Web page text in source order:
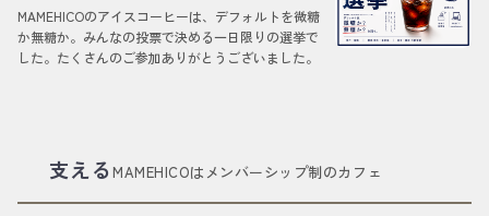
MAMEHICOのアイスコーヒーは、デフォルトを微糖
か無糖か。みんなの投票で決める一日限りの選挙で
した。たくさんのご参加ありがとうございました。
支えるMAMEHICOはメンバーシップ制のカフェ